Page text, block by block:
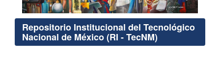
Repositorio Institucional del Tecnológico
Nacional de México (RI - TecNM)